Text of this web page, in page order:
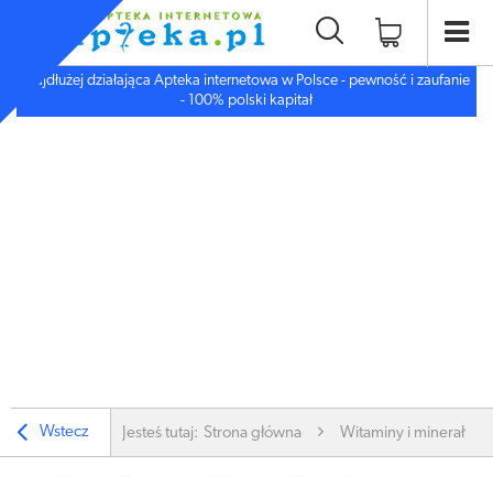
Najdłużej działająca Apteka internetowa w Polsce - pewność i zaufanie
- 100% polski kapitał
Wstecz Jesteś tutaj: Strona główna Witaminy i minerały